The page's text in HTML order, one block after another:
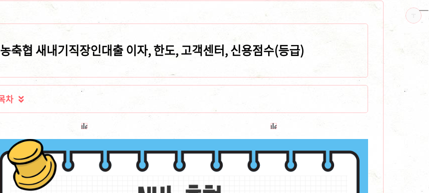
농축협 새내기직장인대출 이자, 한도, 고객센터, 신용점수(등급)
차 